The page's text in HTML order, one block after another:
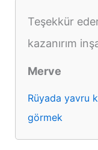
Teşekkür
kazanırım
Merve
Rüyada yavru
görmek